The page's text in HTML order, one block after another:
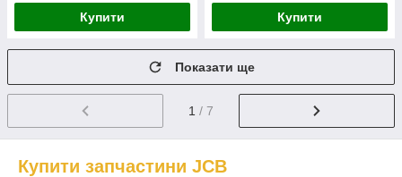
Купити Купити
Показати ще
1 / 7
Купити запчастини JCB